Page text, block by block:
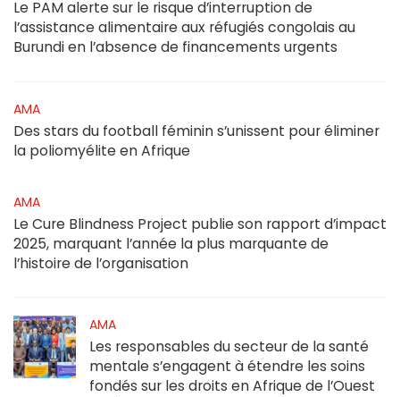
Le PAM alerte sur le risque d’interruption de
l’assistance alimentaire aux réfugiés congolais au
Burundi en l’absence de financements urgents
AMA
Des stars du football féminin s’unissent pour éliminer
la poliomyélite en Afrique
AMA
Le Cure Blindness Project publie son rapport d’impact
2025, marquant l’année la plus marquante de
l’histoire de l’organisation
AMA
Les responsables du secteur de la santé
mentale s’engagent à étendre les soins
fondés sur les droits en Afrique de l’Ouest